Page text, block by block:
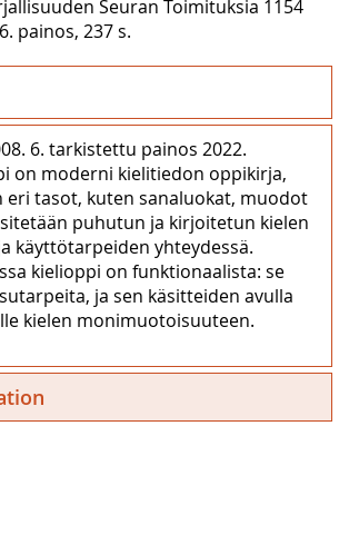
Seuran Toimituksia 1154
painos, 237 s.
6. tarkistettu painos 2022.
on moderni kielitiedon oppikirja,
eri tasot, kuten sanaluokat, muodot
puhutun ja kirjoitetun kielen
käyttötarpeiden yhteydessä.
kielioppi on funktionaalista: se
ja sen käsitteiden avulla
kielen monimuotoisuuteen.